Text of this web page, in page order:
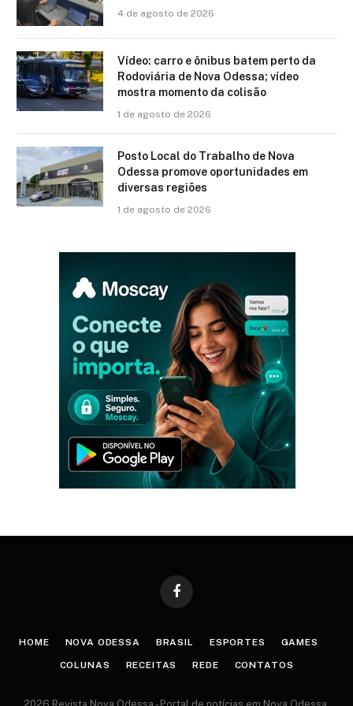
4 de agosto de 2026
Vídeo: carro e ônibus batem perto da
Rodoviária de Nova Odessa; vídeo
mostra momento da colisão
1 de agosto de 2026
Posto Local do Trabalho de Nova
Odessa promove oportunidades em
diversas regiões
1 de agosto de 2026
Facebook
HOME NOVA ODESSA BRASIL ESPORTES GAMES
COLUNAS RECEITAS REDE CONTATOS